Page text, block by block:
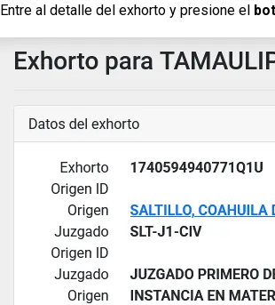
Entre al detalle del exhorto y presione el